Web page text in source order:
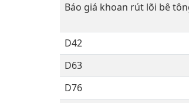
Báo giá khoan rút lõi bê
D42
D63
D76